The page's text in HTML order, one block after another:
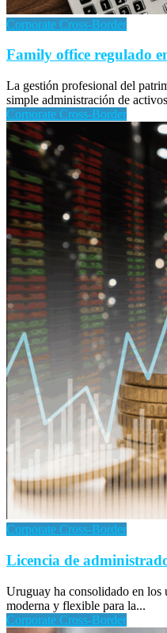
Corporate Cross-Border
Family office regulado
La gestión profesional del
simple administración de
Corporate Cross-Border
Corporate Cross-Border
Licencia de
Uruguay ha consolidado en los
moderna y flexible para la...
Corporate Cross-Border